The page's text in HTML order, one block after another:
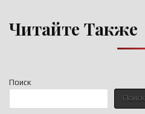
Поиск
Поиск
Читайте Также